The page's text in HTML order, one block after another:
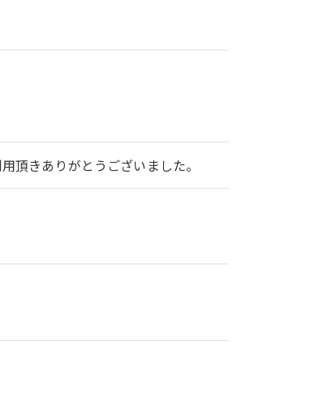
頂きありがとうございました。